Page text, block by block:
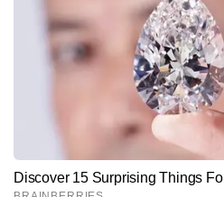
दिगपाल सिंह टाइम्स नाउ नवभारत
से जुड़ी ताजाखबरें, लोकल मुद्दे,
मजबूत पकड़ है। 2006 से
डिजिटल दोनों माध्यमों में काम करने
हुए उन्होंने ग्राउंड-लेवल रिपोर्टिंग
तक हर स्तर पर अनुभव हासिल
चुके दिगपाल हाइपर-लोकल न्यूज की
जुड़े वास्तविक मुद्दों को समझने की
Subscribe to our